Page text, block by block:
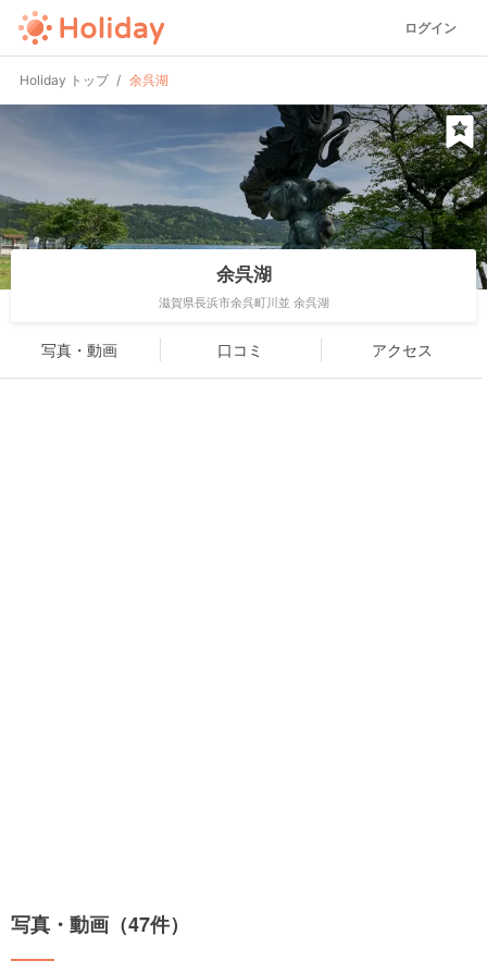
ログイン
Holiday トップ 余呉湖
余呉湖
滋賀県長浜市余呉町川並 余呉湖
写真・動画 口コミ アクセス
写真・動画（47件）